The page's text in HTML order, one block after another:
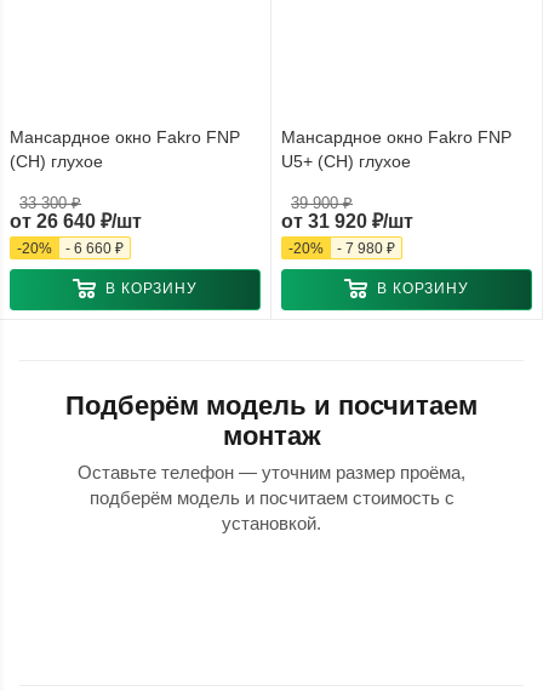
Мансардное окно Fakro FNP
(CH) глухое
от 26 640 ₽/шт
33 300 ₽
-20% - 6 660 ₽
В КОРЗИНУ
Мансардное окно Fakro FNP
U5+ (CH) глухое
от 31 920 ₽/шт
39 900 ₽
-20% - 7 980 ₽
В КОРЗИНУ
Подберём модель и посчитаем
монтаж
Оставьте телефон — уточним размер проёма,
подберём модель и посчитаем стоимость с
установкой.